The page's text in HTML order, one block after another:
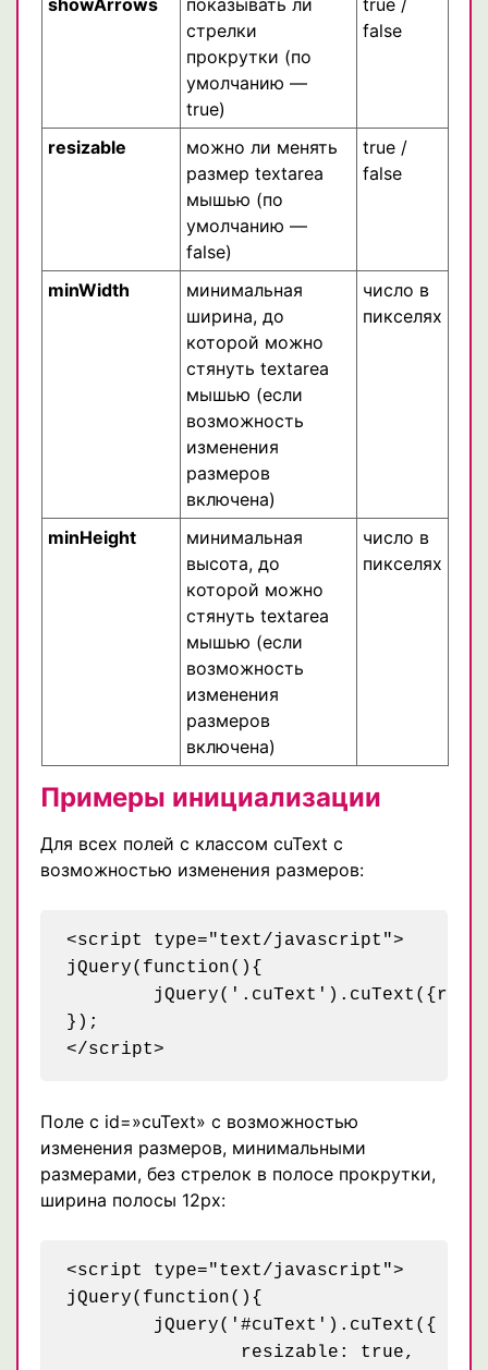
showArrows
показывать ли
стрелки
прокрутки (по
умолчанию —
true)
true /
false
resizable
можно ли менять
размер textarea
мышью (по
умолчанию —
false)
true /
false
minWidth
минимальная
ширина, до
которой можно
стянуть textarea
мышью (если
возможность
изменения
размеров
включена)
число в
пикселях
minHeight
минимальная
высота, до
которой можно
стянуть textarea
мышью (если
возможность
изменения
размеров
включена)
число в
пикселях
Примеры инициализации
Для всех полей с классом cuText с
возможностью изменения размеров:
<script type="text/javascript">
jQuery(function(){
});
Поле с id=»cuText» с возможностью
изменения размеров, минимальными
размерами, без стрелок в полосе прокрутки,
ширина полосы 12px:
<script type="text/javascript">
jQuery(function(){